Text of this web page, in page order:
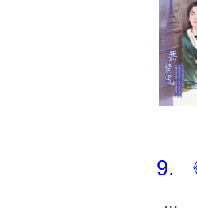
9.
...